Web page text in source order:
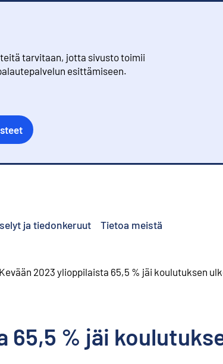
tarvitaan, jotta sivusto toimii
esittämiseen.
ja tiedonkeruut Tietoa meistä
Kevään 2023 ylioppilaista 65,5 % jäi koulutuksen
65,5 % jäi